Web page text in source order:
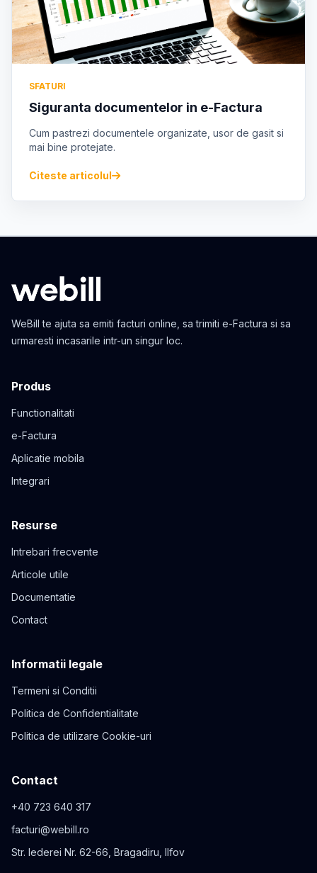
SFATURI
Siguranta documentelor in e-Factura
Cum pastrezi documentele organizate, usor de gasit si
mai bine protejate.
Citeste articolul
WeBill te ajuta sa emiti facturi online, sa trimiti e-Factura si sa
urmaresti incasarile intr-un singur loc.
Produs
Functionalitati
e-Factura
Aplicatie mobila
Integrari
Resurse
Intrebari frecvente
Articole utile
Documentatie
Contact
Informatii legale
Termeni si Conditii
Politica de Confidentialitate
Politica de utilizare Cookie-uri
Contact
+40 723 640 317
facturi@webill.ro
Str. Iederei Nr. 62-66, Bragadiru, Ilfov